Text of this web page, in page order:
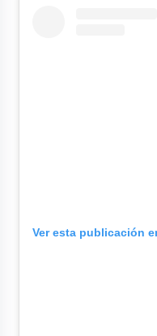
Ver esta publicación